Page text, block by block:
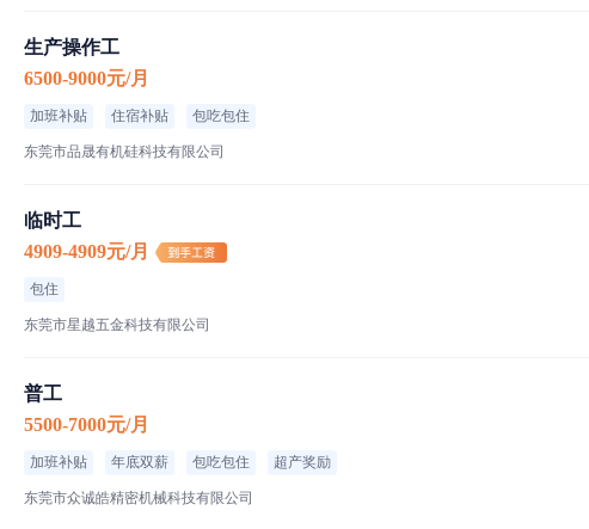
生产操作工
6500-9000元/月
加班补贴 住宿补贴 包吃包住
东莞市品晟有机硅科技有限公司
临时工
4909-4909元/月
包住
东莞市星越五金科技有限公司
普工
5500-7000元/月
加班补贴 年底双薪 包吃包住 超产奖励
东莞市众诚皓精密机械科技有限公司